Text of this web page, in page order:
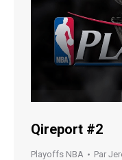
Qireport #2
Playoffs NBA Par